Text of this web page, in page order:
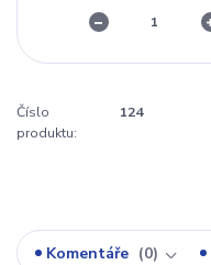
Číslo
produktu:
124
Komentáře 0